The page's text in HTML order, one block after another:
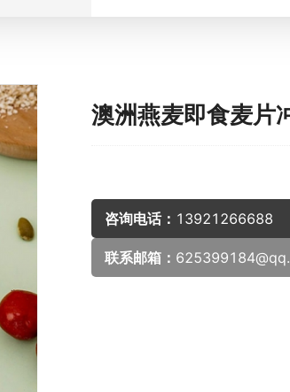
澳洲燕麦即食麦片
咨询电话： 13921266688
联系邮箱：